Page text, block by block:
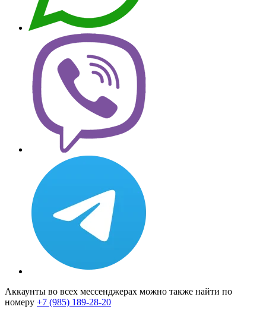
Аккаунты во всех мессенджерах можно также найти по
номеру +7 (985) 189-28-20